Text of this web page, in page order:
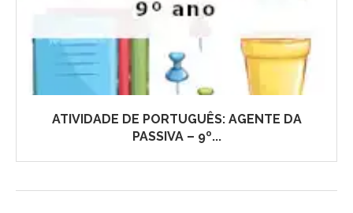
ATIVIDADE DE PORTUGUÊS: AGENTE DA
PASSIVA – 9º...